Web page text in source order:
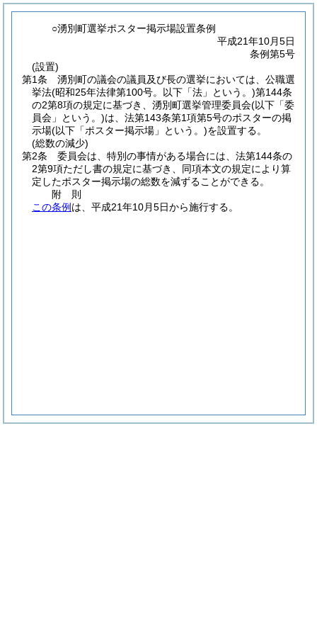
○湧別町選挙ポスター掲示場設置条例
平成21年10月5日
条例第5号
(設置)
第1条
湧別町の議会の議員及び長の選挙においては、公職選
挙法(昭和25年法律第100号。以下「法」という。)第144条
の2第8項の規定に基づき、湧別町選挙管理委員会(以下「委
員会」という。)は、法第143条第1項第5号のポスターの掲
示場(以下「ポスター掲示場」という。)を設置する。
(総数の減少)
第2条
委員会は、特別の事情がある場合には、法第144条の
2第9項ただし書の規定に基づき、同項本文の規定により算
定したポスター掲示場の総数を減ずることができる。
附 則
この条例 は、平成21年10月5日から施行する。